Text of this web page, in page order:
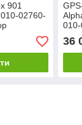
901
02760-
36